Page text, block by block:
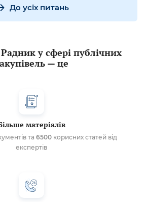
До усіх питань
у сфері публічних
— це
матеріалів
та 6500корисних статей від
експертів